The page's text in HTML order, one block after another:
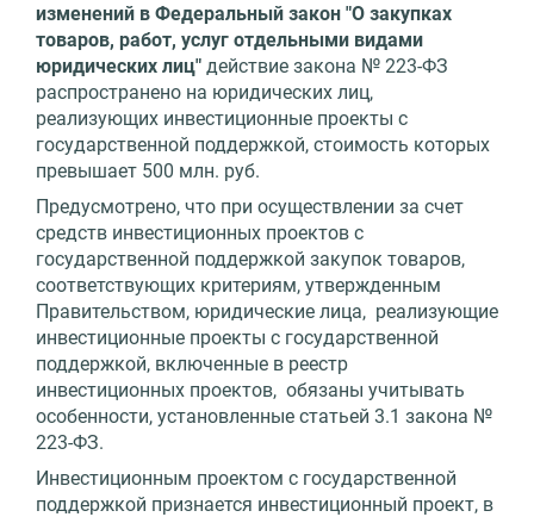
изменений в Федеральный закон "О закупках
товаров, работ, услуг отдельными видами
юридических лиц" действие закона № 223-ФЗ
распространено на юридических лиц,
реализующих инвестиционные проекты с
государственной поддержкой, стоимость которых
превышает 500 млн. руб.
Предусмотрено, что при осуществлении за счет
средств инвестиционных проектов с
государственной поддержкой закупок товаров,
соответствующих критериям, утвержденным
Правительством, юридические лица, реализующие
инвестиционные проекты с государственной
поддержкой, включенные в реестр
инвестиционных проектов, обязаны учитывать
особенности, установленные статьей 3.1 закона №
223-ФЗ.
Инвестиционным проектом с государственной
поддержкой признается инвестиционный проект, в